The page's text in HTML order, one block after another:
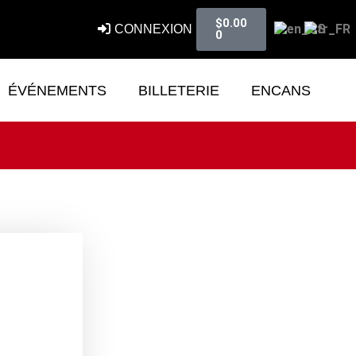
CONNEXION $0.00
0
ÉVÉNEMENTS BILLETERIE ENCANS